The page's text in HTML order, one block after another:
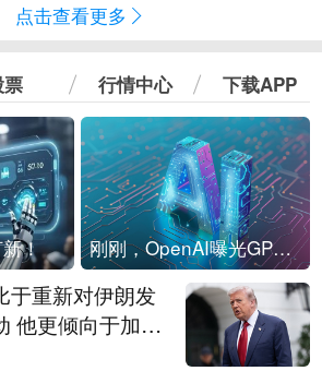
点击查看更多
票 行情中心 下载APP
！ 刚刚，OpenAI曝光GPT-6！传10万亿参数，8月强行发布
于重新对伊朗发
他更倾向于加大